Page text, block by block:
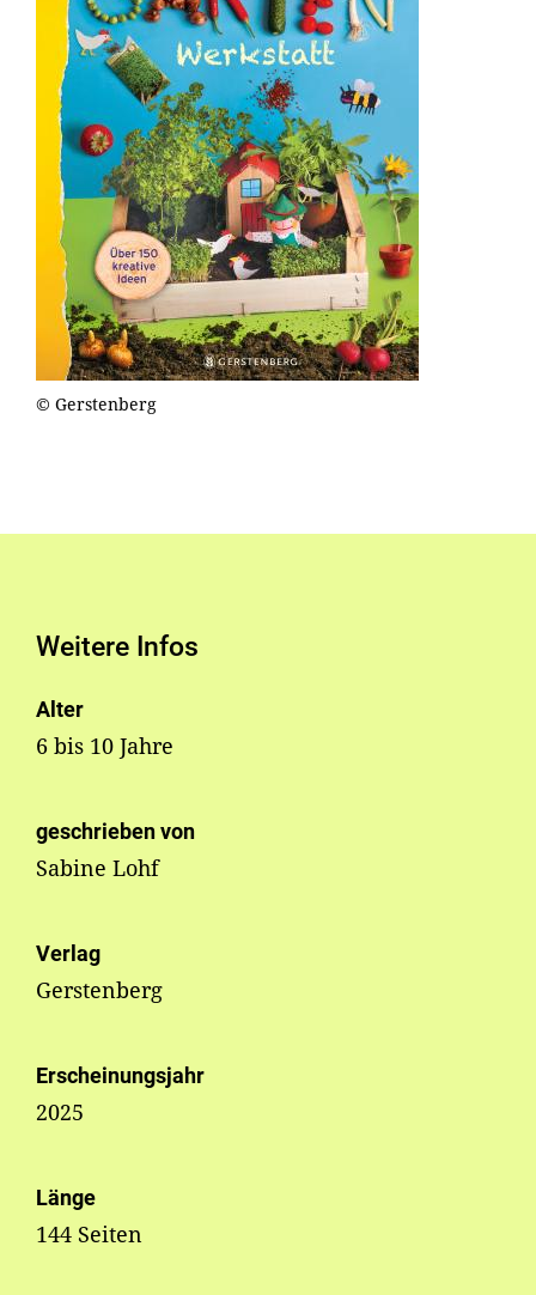
© Gerstenberg
Weitere Infos
Alter
6 bis 10 Jahre
geschrieben von
Sabine Lohf
Verlag
Gerstenberg
Erscheinungsjahr
2025
Länge
144 Seiten